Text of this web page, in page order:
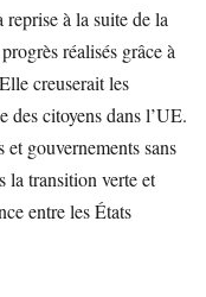
à la suite de la
réalisés grâce à
creuserait les
des citoyens dans l’UE.
gouvernements sans
la transition verte et
entre les États